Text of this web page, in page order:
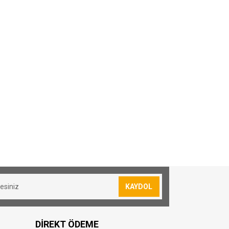
siparişler için 30₺ kargo ücreti
olduğunuz konuma göre
KAYDOL
DİREKT ÖDEME